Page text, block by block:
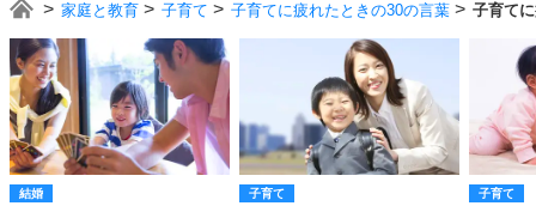
家庭と教育 子育て 子育てに疲れたときの30の言葉 子育て
結婚 子育て 子育て